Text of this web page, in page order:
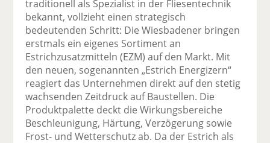
e
b
o
k
te
il
e
n
n k
di
te
il
e
n
ai
v
se
n
d
n
traditionell als Spezialist in der Fliesentechnik
bekannt, vollzieht einen strategisch
bedeutenden Schritt: Die Wiesbadener bringen
erstmals ein eigenes Sortiment an
Estrichzusatzmitteln (EZM) auf den Markt. Mit
den neuen, sogenannten „Estrich Energizern“
reagiert das Unternehmen direkt auf den stetig
wachsenden Zeitdruck auf Baustellen. Die
Produktpalette deckt die Wirkungsbereiche
Beschleunigung, Härtung, Verzögerung sowie
Frost- und Wetterschutz ab. Da der Estrich als